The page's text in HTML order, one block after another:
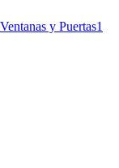
Ventanas y Puertas1